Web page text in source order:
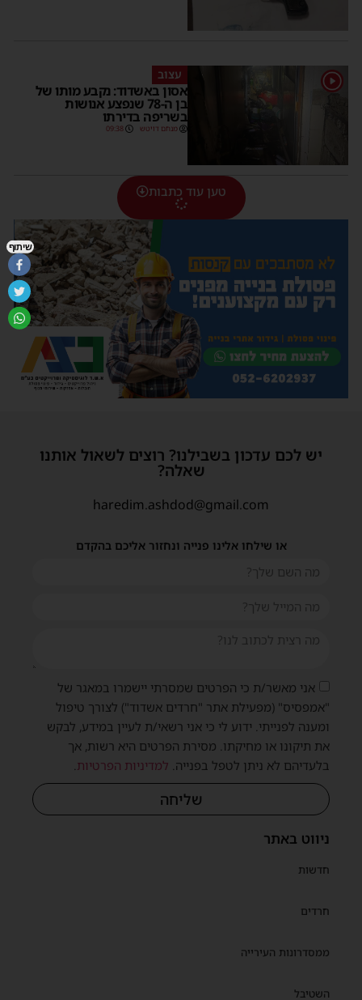
1 עצוב
אסון באשדוד: נקבע מותו של
בן ה-78 שנפצע אנושות
בשריפה בדירתו
מנחם דויטש 09:38
טען עוד כתבות
ניווט באתר
חדשות
חרדים
ממסדרונות העירייה
השטיבל
יש לכם עדכון בשבילנו? רוצים לשאול אותנו
שאלה?
haredim.ashdod@gmail.com
או שילחו אלינו פנייה ונחזור אליכם בהקדם
אני מאשר/ת כי הפרטים שמסרתי יישמרו במאגר של
"אמפסיס" (מפעילת אתר "חרדים אשדוד") לצורך טיפול
ומענה לפנייתי. ידוע לי כי אני רשאי/ת לעיין במידע, לבקש
את תיקונו או מחיקתו. מסירת הפרטים היא רשות, אך
בלעדיהם לא ניתן לטפל בפנייה. למדיניות הפרטיות
שליחה
שיתוף